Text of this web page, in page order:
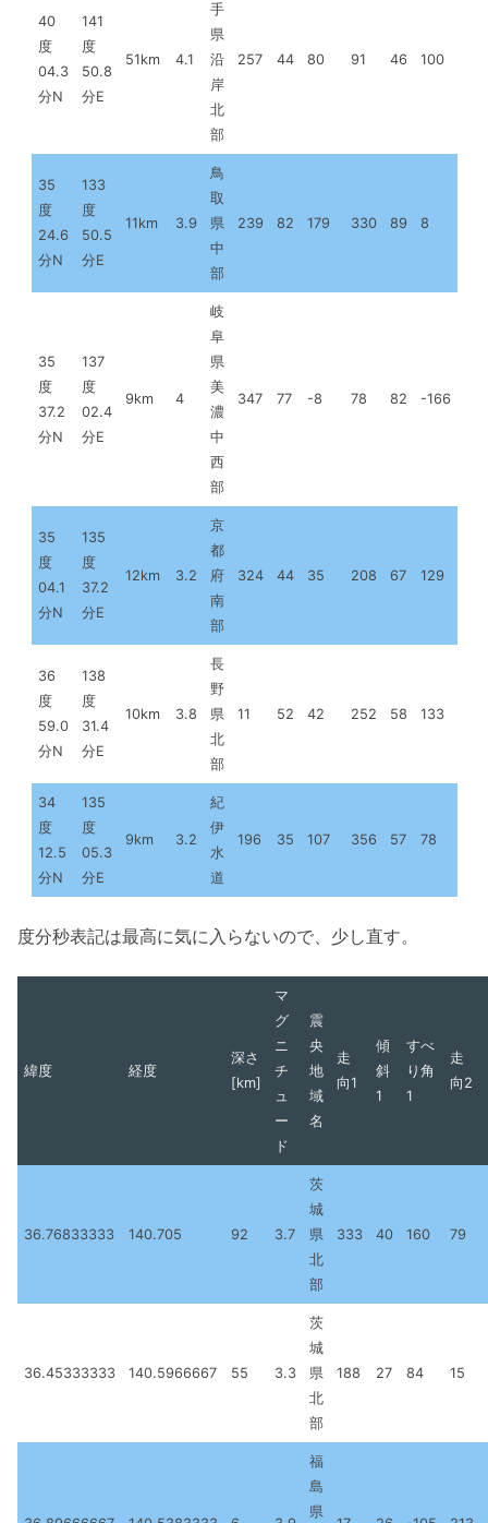
40
度
04.3
分N
141
度
50.8
分E
51km 4.1
手
県
沿
岸
北
部
257 44 80 91 46 100
35
度
24.6
分N
133
度
50.5
分E
11km 3.9
鳥
取
県
中
部
239 82 179 330 89 8
35
度
37.2
分N
137
度
02.4
分E
9km 4
岐
阜
県
美
濃
中
西
部
347 77 -8 78 82 -166
35
度
04.1
分N
135
度
37.2
分E
12km 3.2
京
都
府
南
部
324 44 35 208 67 129
36
度
59.0
分N
138
度
31.4
分E
10km 3.8
長
野
県
北
部
11 52 42 252 58 133
34
度
12.5
分N
135
度
05.3
分E
9km 3.2
紀
伊
水
道
196 35 107 356 57 78
度分秒表記は最高に気に入らないので、少し直す。
緯度 経度
深さ
[km]
マ
グ
ニ
チ
ュ
ー
ド
震
央
地
域
名
走
向1
傾
斜
1
すべ
り角
1
走
向2
36.76833333 140.705 92 3.7
茨
城
県
北
部
333 40 160 79
36.45333333 140.5966667 55 3.3
茨
城
県
北
部
188 27 84 15
福
島
県